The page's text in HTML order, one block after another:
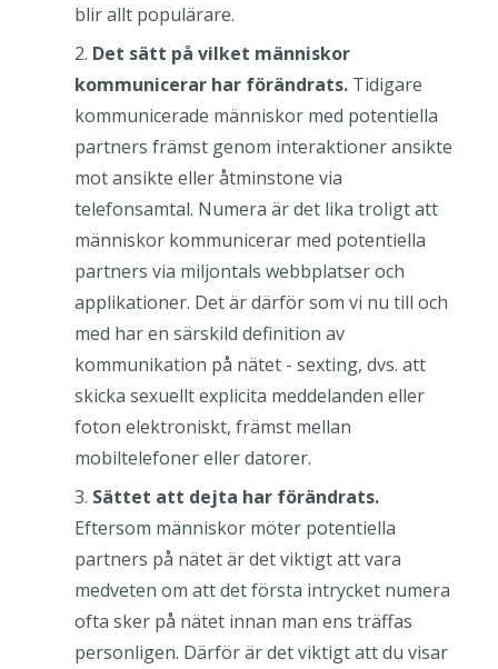
blir allt populärare.
Det sätt på vilket människor
kommunicerar har förändrats. Tidigare
kommunicerade människor med potentiella
partners främst genom interaktioner ansikte
mot ansikte eller åtminstone via
telefonsamtal. Numera är det lika troligt att
människor kommunicerar med potentiella
partners via miljontals webbplatser och
applikationer. Det är därför som vi nu till och
med har en särskild definition av
kommunikation på nätet - sexting, dvs. att
skicka sexuellt explicita meddelanden eller
foton elektroniskt, främst mellan
mobiltelefoner eller datorer.
Sättet att dejta har förändrats.
Eftersom människor möter potentiella
partners på nätet är det viktigt att vara
medveten om att det första intrycket numera
ofta sker på nätet innan man ens träffas
personligen. Därför är det viktigt att du visar